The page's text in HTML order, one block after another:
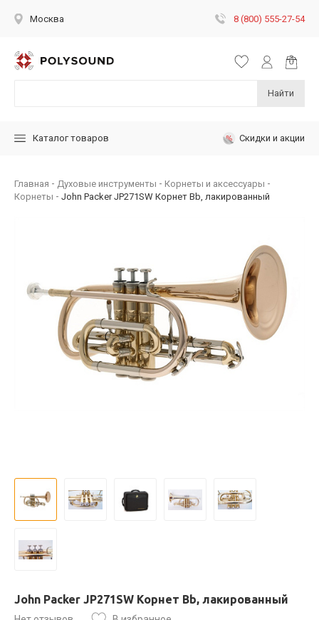
Москва 8 (800) 555-27-54
Найти
Каталог товаров Скидки и акции
Главная Духовые инструменты
Корнеты и аксессуары
Корнеты
John Packer JP271SW Корнет Bb, лакированный
John Packer JP271SW Корнет Bb, лакированный